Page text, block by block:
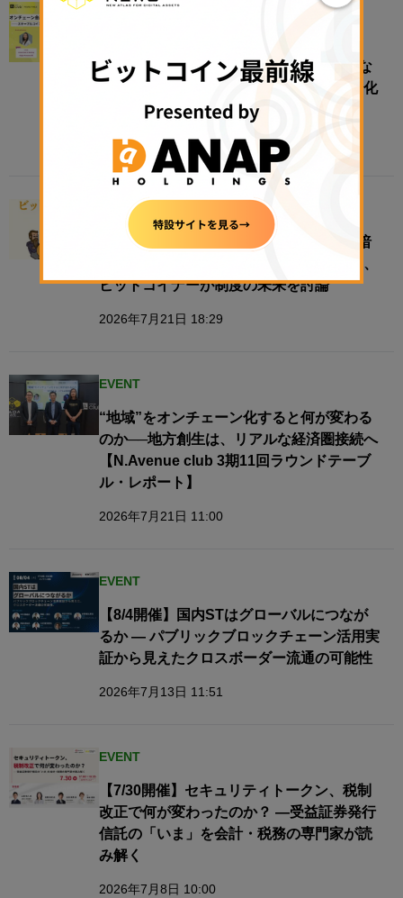
EVENT
ル】オンチェーン金融はどこまで現実にな
ったのか──ステーブルコイン・トークン化
資産・金融インフラの現在地
2026年8月4日 11:12
EVENT
＜7月22日 イベント開催＞金商法時代の暗
号資産市場を考える──法改正成立を受け、
ビットコイナーが制度の未来を討論
2026年7月21日 18:29
EVENT
“地域”をオンチェーン化すると何が変わる
のか──地方創生は、リアルな経済圏接続へ​
【N.Avenue club 3期11回ラウンドテーブ
ル・レポート】
2026年7月21日 11:00
EVENT
【8/4開催】国内STはグローバルにつなが
るか — パブリックブロックチェーン活用実
証から見えたクロスボーダー流通の可能性
2026年7月13日 11:51
EVENT
【7/30開催】セキュリティトークン、税制
改正で何が変わったのか？ ―受益証券発行
信託の「いま」を会計・税務の専門家が読
み解く
2026年7月8日 10:00